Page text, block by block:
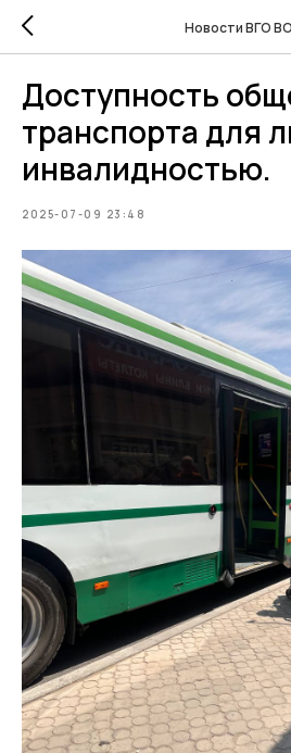
Новости ВГО
Доступность
транспорта для
инвалидностью.
2025-07-09 23:48